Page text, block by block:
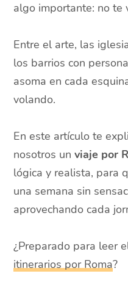
algo importante: no te
Entre el arte, las
los barrios con
asoma en cada
volando.
En este artículo te
nosotros unviaje por
lógica y realista, para
una semana sin
aprovechando cada
¿Preparado para leer
itinerarios por Roma?